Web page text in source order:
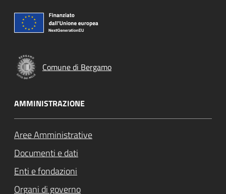
Comune di Bergamo
AMMINISTRAZIONE
Aree Amministrative
Documenti e dati
Enti e fondazioni
Organi di governo